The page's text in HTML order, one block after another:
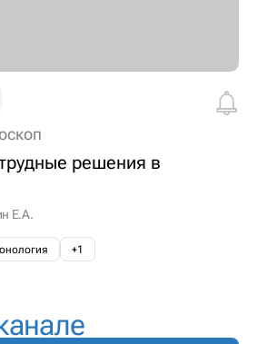
решения в
Е.А.
+1